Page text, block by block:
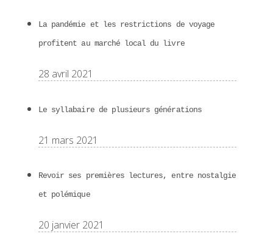
La pandémie et les restrictions de voyage
profitent au marché local du livre
28 avril 2021
Le syllabaire de plusieurs générations
21 mars 2021
Revoir ses premières lectures, entre nostalgie
et polémique
20 janvier 2021